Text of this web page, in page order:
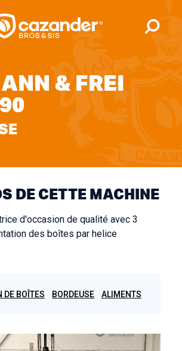
& FREI
DE CETTE MACHINE
d'occasion de qualité avec 3
des boîtes par helice
DE BOÎTES BORDEUSE ALIMENTS